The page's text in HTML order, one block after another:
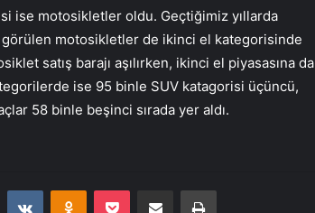
ise motosikletler oldu. Geçtiğimiz yıllarda
görülen motosikletler de ikinci el kategorisinde
satış barajı aşılırken, ikinci el piyasasına da
ise 95 binle SUV katagorisi üçüncü,
58 binle beşinci sırada yer aldı.
Reddit VKontakteOdnoklassniki
Pocket E-Posta ile paylaş Yazdır